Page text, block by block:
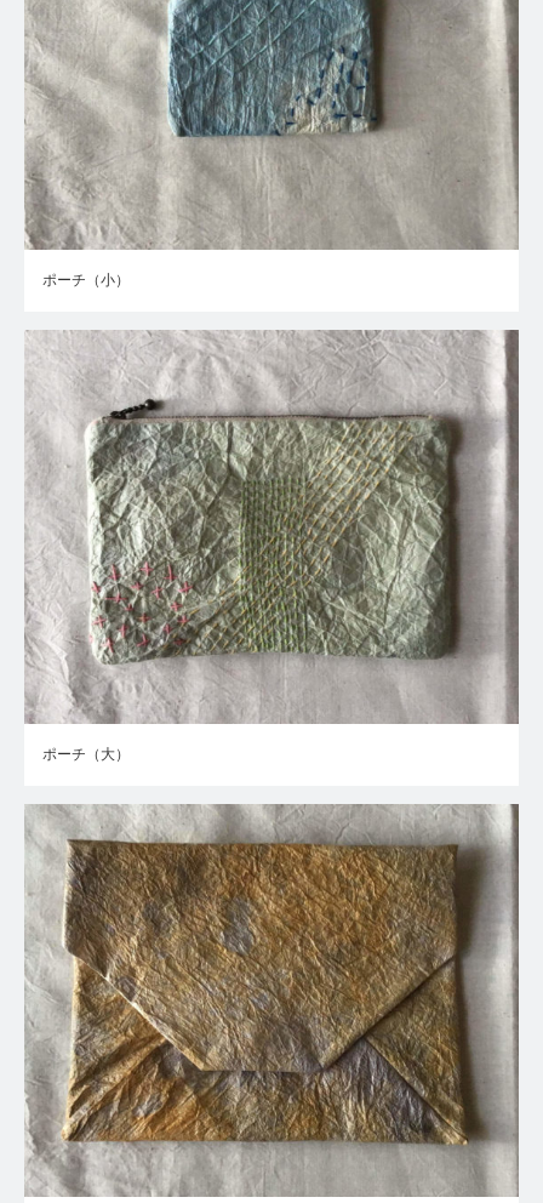
ポーチ（小）
ポーチ（大）